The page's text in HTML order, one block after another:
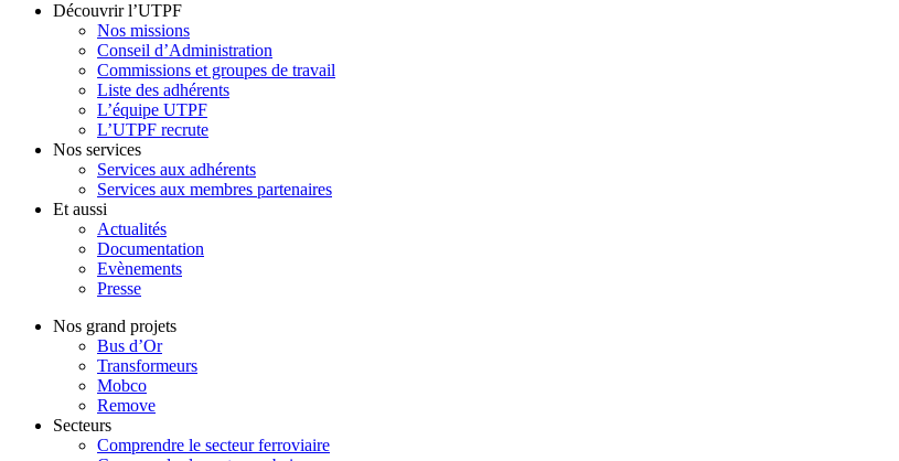
Découvrir l’UTPF
Nos missions
Conseil d’Administration
Commissions et groupes de travail
Liste des adhérents
L’équipe UTPF
L’UTPF recrute
Nos services
Services aux adhérents
Services aux membres partenaires
Et aussi
Actualités
Documentation
Evènements
Presse
Nos grand projets
Bus d’Or
Transformeurs
Mobco
Remove
Secteurs
Comprendre le secteur ferroviaire